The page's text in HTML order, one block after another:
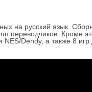
на русский язык.
переводчиков. Кроме
Dendy, а также 8